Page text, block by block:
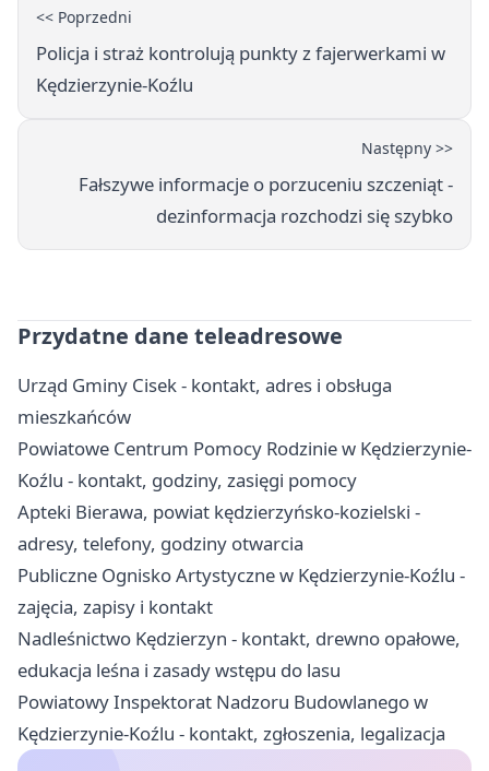
<< Poprzedni
Policja i straż kontrolują punkty z fajerwerkami w
Kędzierzynie-Koźlu
Następny >>
Fałszywe informacje o porzuceniu szczeniąt -
dezinformacja rozchodzi się szybko
Przydatne dane teleadresowe
Urząd Gminy Cisek - kontakt, adres i obsługa
mieszkańców
Powiatowe Centrum Pomocy Rodzinie w Kędzierzynie-
Koźlu - kontakt, godziny, zasięgi pomocy
Apteki Bierawa, powiat kędzierzyńsko-kozielski -
adresy, telefony, godziny otwarcia
Publiczne Ognisko Artystyczne w Kędzierzynie-Koźlu -
zajęcia, zapisy i kontakt
Nadleśnictwo Kędzierzyn - kontakt, drewno opałowe,
edukacja leśna i zasady wstępu do lasu
Powiatowy Inspektorat Nadzoru Budowlanego w
Kędzierzynie-Koźlu - kontakt, zgłoszenia, legalizacja